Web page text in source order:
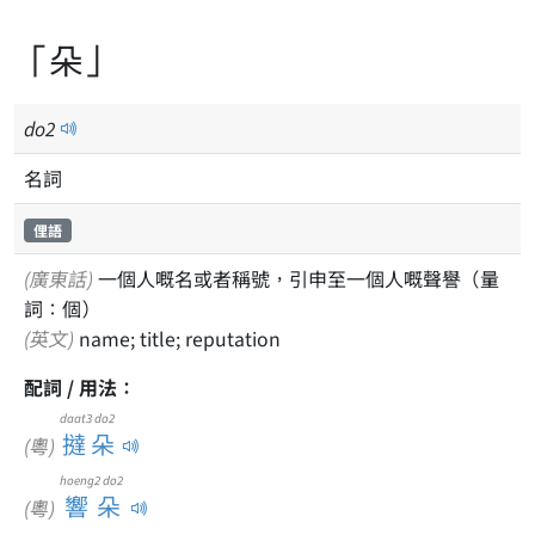
「朵」
do2
名詞
俚語
(廣東話)
詞：個）
(英文) name; title; reputation
配詞 / 用法：
(粵) 撻朵
daat3 do2
(粵) 響朵
hoeng2 do2